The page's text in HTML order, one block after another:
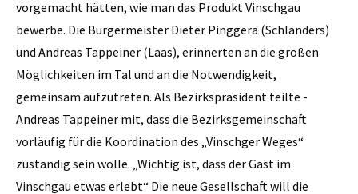
vorgemacht hätten, wie man das Produkt Vinschgau
bewerbe. Die Bürgermeister Dieter Pinggera (Schlanders)
und Andreas Tappeiner (Laas), erinnerten an die großen
Möglichkeiten im Tal und an die Notwendigkeit,
gemeinsam aufzutreten. Als Bezirkspräsident teilte ­
Andreas Tappeiner mit, dass die Bezirksgemeinschaft
vorläufig für die Koordination des „Vinschger Weges“
zuständig sein ­wolle. „Wichtig ist, dass der Gast im
Vinschgau etwas erlebt“ Die neue Gesellschaft will die